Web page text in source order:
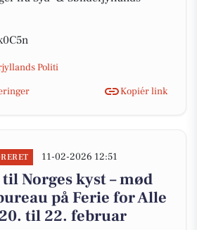
Politi
Kopiér link
11-02-2026 12:51
Norges kyst – mød
på Ferie for Alle
til 22. februar